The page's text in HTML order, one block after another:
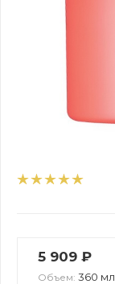
5 909 ₽
Объем: 360 мл